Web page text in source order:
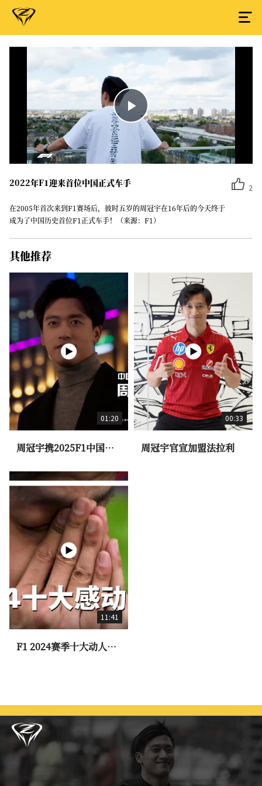
Play
Video
2022年F1迎来首位中国正式车手
在2005年首次来到F1赛场后，彼时五岁的周冠宇在16年后的今天终于
成为了中国历史首位F1正式车手！（来源：F1）
2
其他推荐
01:20
周冠宇携2025F1中国大
00:33
周冠宇官宣加盟法拉利
11:41
F1 2024赛季十大动人时